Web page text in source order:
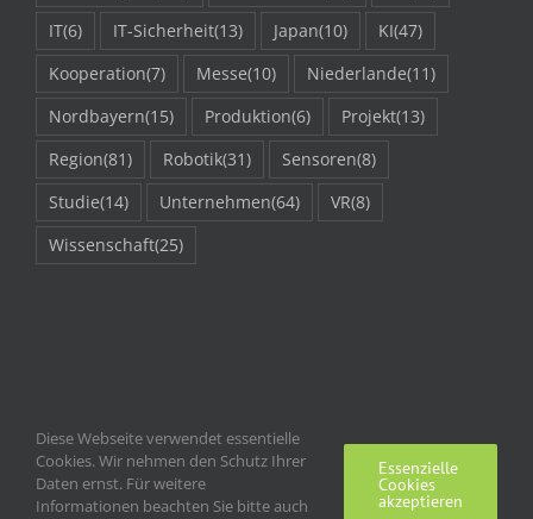
IT(6) IT-Sicherheit(13) Japan(10) KI(47)
Kooperation(7) Messe(10) Niederlande(11)
Nordbayern(15) Produktion(6) Projekt(13)
Region(81) Robotik(31) Sensoren(8)
Studie(14) Unternehmen(64) VR(8)
Wissenschaft(25)
Diese Webseite verwendet essentielle
Cookies. Wir nehmen den Schutz Ihrer
Daten ernst. Für weitere
Informationen beachten Sie bitte auch
Essenzielle
Cookies
akzeptieren